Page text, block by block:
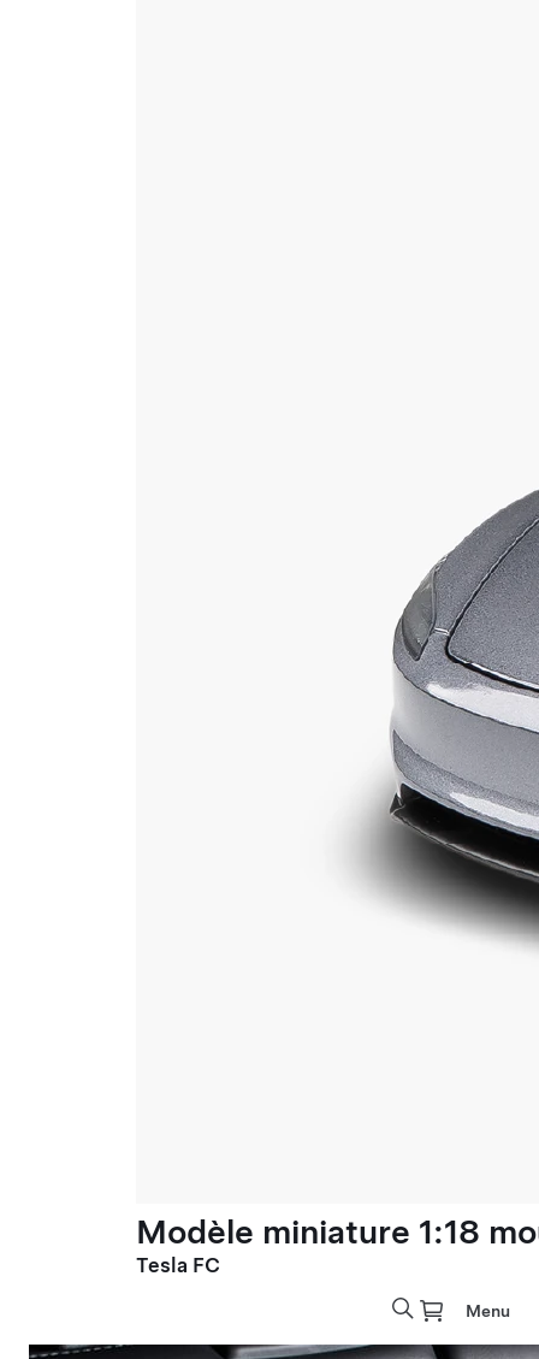
Modèle miniature 1:18
Tesla FC
Menu